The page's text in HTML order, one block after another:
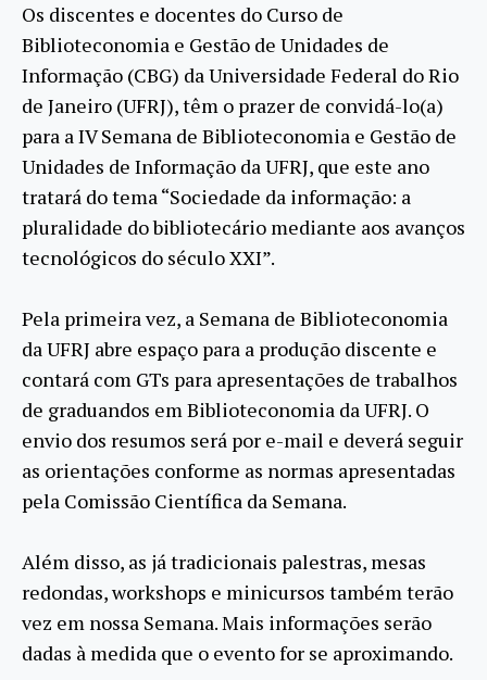
Os discentes e docentes do Curso de
Biblioteconomia e Gestão de Unidades de
Informação (CBG) da Universidade Federal do Rio
de Janeiro (UFRJ), têm o prazer de convidá-lo(a)
para a IV Semana de Biblioteconomia e Gestão de
Unidades de Informação da UFRJ, que este ano
tratará do tema “Sociedade da informação: a
pluralidade do bibliotecário mediante aos avanços
tecnológicos do século XXI”.
Pela primeira vez, a Semana de Biblioteconomia
da UFRJ abre espaço para a produção discente e
contará com GTs para apresentações de trabalhos
de graduandos em Biblioteconomia da UFRJ. O
envio dos resumos será por e-mail e deverá seguir
as orientações conforme as normas apresentadas
pela Comissão Científica da Semana.
Além disso, as já tradicionais palestras, mesas
redondas, workshops e minicursos também terão
vez em nossa Semana. Mais informações serão
dadas à medida que o evento for se aproximando.